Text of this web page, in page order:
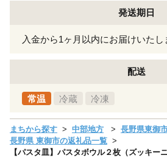
発送期日
入金から1ヶ月以内にお届けいたし
配送
常温 冷蔵 冷凍
まちから探す 中部地方
長野県東御
長野県 東御市の返礼品一覧
【パスタ皿】パスタボウル２枚（ズッキー